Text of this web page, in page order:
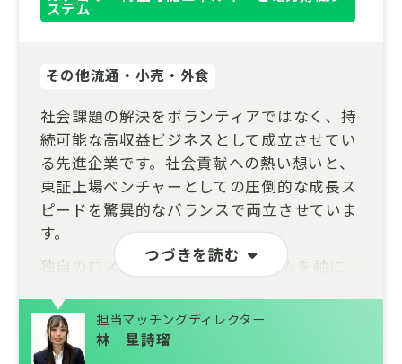
ステム
つづきを読む
その他流通・小売・外食
社会課題の解決をボランティアではなく、持
続可能な高収益ビジネスとして成立させてい
る先進企業です。社会貢献への熱い想いと、
東証上場ベンチャーとしての圧倒的な成長ス
ピードを驚異的なバランスで両立させていま
す。
独自のロス削減ECプラットフォームを軸に、
果を創出。数千社に及ぶ大手メーカーとの強
固なネットワークを武器に、現在は企業のサ
担当マッチングディレクター
林 星詩瑠